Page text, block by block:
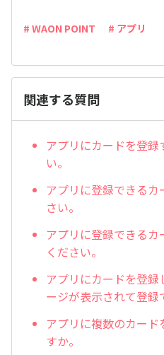
# WAON POINT # アプリ
関連する質問
アプリにカードを登
い。
アプリに登録できる
さい。
アプリに登録できる
ください。
アプリにカードを登
ージが表示されて登録
アプリに複数のカー
すか。